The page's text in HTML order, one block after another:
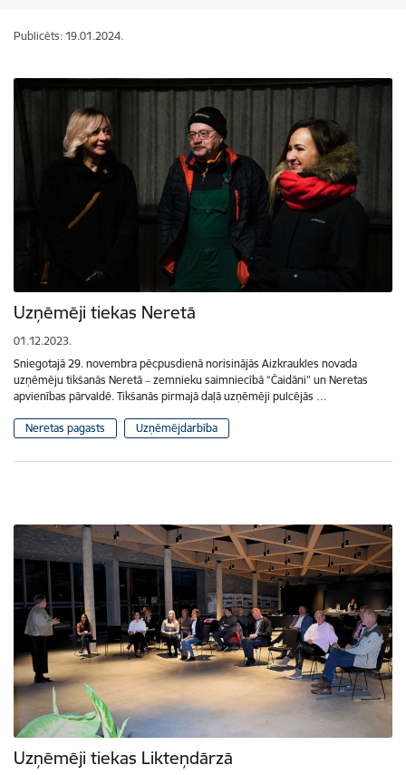
Publicēts: 19.01.2024.
Uzņēmēji tiekas Neretā
01.12.2023.
Sniegotajā 29. novembra pēcpusdienā norisinājās Aizkraukles novada
uzņēmēju tikšanās Neretā ‒ zemnieku saimniecībā “Čaidāni” un Neretas
apvienības pārvaldē. Tikšanās pirmajā daļā uzņēmēji pulcējās …
Neretas pagasts Uzņēmējdarbība
Uzņēmēji tiekas Likteņdārzā